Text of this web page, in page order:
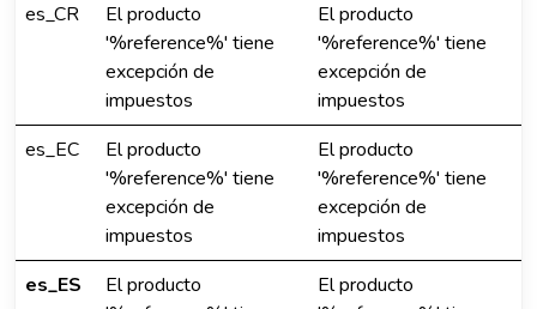
es_CR
El producto
'%reference%' tiene
excepción de
impuestos
El producto
'%reference%' tiene
excepción de
impuestos
es_EC
El producto
'%reference%' tiene
excepción de
impuestos
El producto
'%reference%' tiene
excepción de
impuestos
es_ES
El producto
El producto